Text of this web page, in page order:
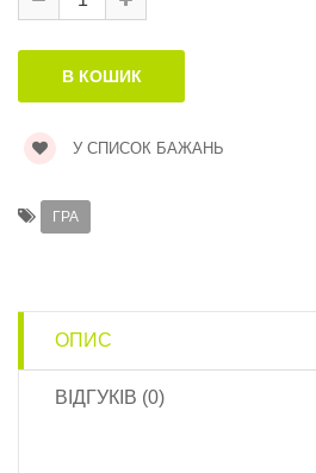
У СПИСОК БАЖАНЬ
ГРА
ОПИС
ВІДГУКІВ (0)